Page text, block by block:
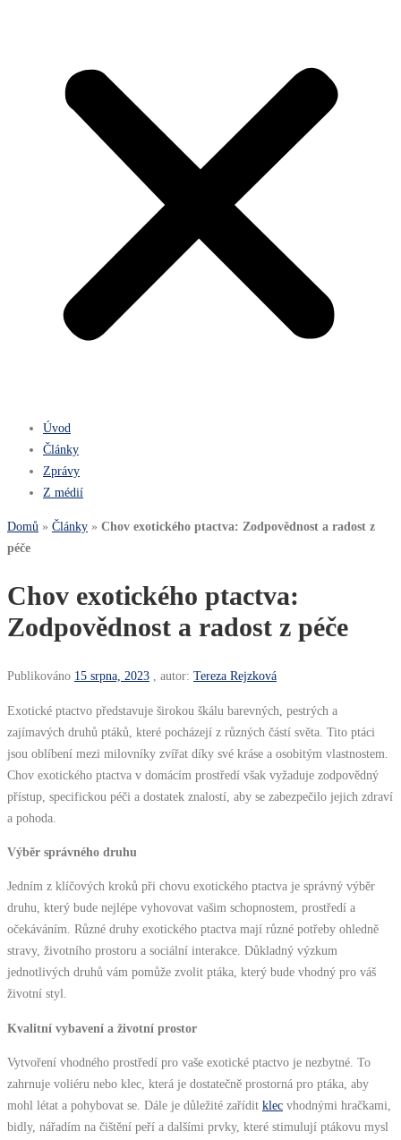
Úvod
Články
Zprávy
Z médií
Domů » Články » Chov exotického ptactva: Zodpovědnost a radost z
péče
Chov exotického ptactva:
Zodpovědnost a radost z péče
Publikováno 15 srpna, 2023 , autor: Tereza Rejzková
Exotické ptactvo představuje širokou škálu barevných, pestrých a
zajímavých druhů ptáků, které pocházejí z různých částí světa. Tito ptáci
jsou oblíbení mezi milovníky zvířat díky své kráse a osobitým vlastnostem.
Chov exotického ptactva v domácím prostředí však vyžaduje zodpovědný
přístup, specifickou péči a dostatek znalostí, aby se zabezpečilo jejich zdraví
a pohoda.
Výběr správného druhu
Jedním z klíčových kroků při chovu exotického ptactva je správný výběr
druhu, který bude nejlépe vyhovovat vašim schopnostem, prostředí a
očekáváním. Různé druhy exotického ptactva mají různé potřeby ohledně
stravy, životního prostoru a sociální interakce. Důkladný výzkum
jednotlivých druhů vám pomůže zvolit ptáka, který bude vhodný pro váš
životní styl.
Kvalitní vybavení a životní prostor
Vytvoření vhodného prostředí pro vaše exotické ptactvo je nezbytné. To
zahrnuje voliéru nebo klec, která je dostatečně prostorná pro ptáka, aby
mohl létat a pohybovat se. Dále je důležité zařídit klec vhodnými hračkami,
bidly, nářadím na čištění peří a dalšími prvky, které stimulují ptákovu mysl